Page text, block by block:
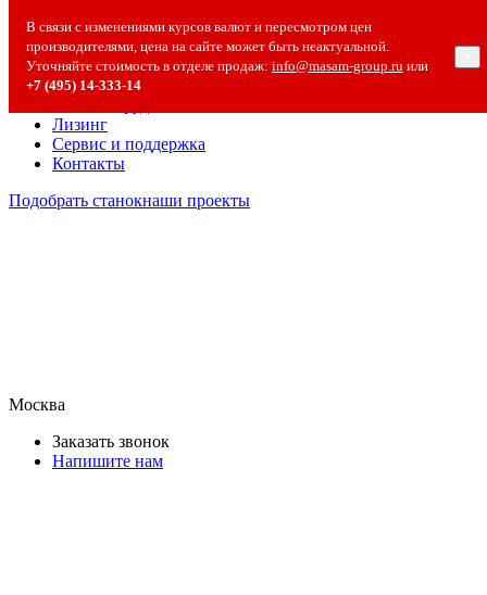
В связи с изменениями курсов валют и пересмотром цен
производителями, цена на сайте может быть неактуальной.
Уточняйте стоимость в отделе продаж: info@masam-group.ru или
+7 (495) 14‑333‑14
О компании
О компании
Полезная информация
Вакансии
Лизинг
Сервис и поддержка
Контакты
Подобрать станокнаши проекты
Москва
Заказать звонок
Напишите нам